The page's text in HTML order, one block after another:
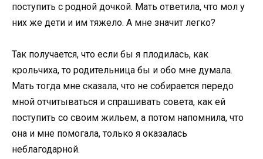
поступить с родной дочкой. Мать ответила, что мол у
них же дети и им тяжело. А мне значит легко?
Так получается, что если бы я плодилась, как
крольчиха, то родительница бы и обо мне думала.
Мать тогда мне сказала, что не собирается передо
мной отчитываться и спрашивать совета, как ей
поступить со своим жильем, а потом напомнила, что
она и мне помогала, только я оказалась
неблагодарной.